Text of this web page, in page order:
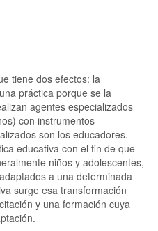
tiene dos efectos: la
práctica porque se la
agentes especializados
con instrumentos
son los educadores.
educativa con el fin de que
niños y adolescentes,
a una determinada
surge esa transformación
y una formación cuya